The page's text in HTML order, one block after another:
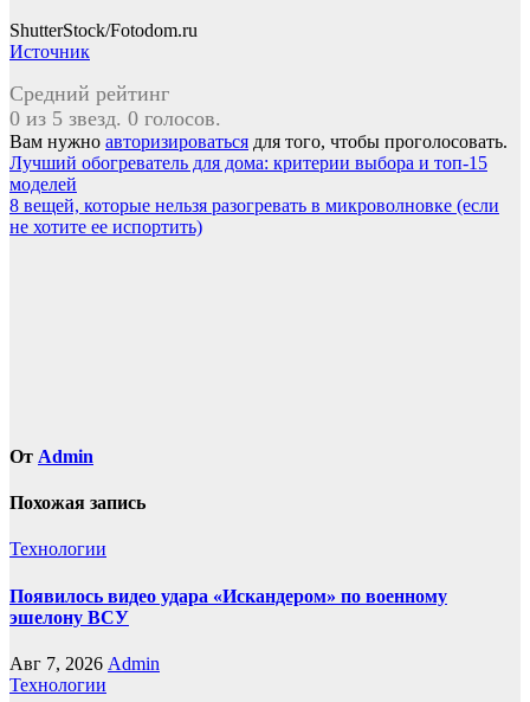
ShutterStock/Fotodom.ru
Источник
Средний рейтинг
0 из 5 звезд. 0 голосов.
Вам нужно авторизироваться для того, чтобы проголосовать.
Навигация
по
записям
Лучший обогреватель для дома: критерии выбора и топ-15
моделей
8 вещей, которые нельзя разогревать в микроволновке (если
не хотите ее испортить)
От Admin
Похожая запись
Технологии
Появилось видео удара «Искандером» по военному
эшелону ВСУ
Авг 7, 2026 Admin
Технологии